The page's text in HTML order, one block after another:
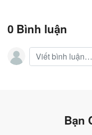
0 Bình luận
Bạn